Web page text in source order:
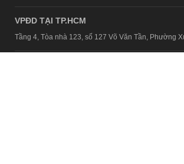
VPĐD TẠI TP.HCM
Tầng 4, Tòa nhà 123, số 127 Võ Văn Tần, Phường